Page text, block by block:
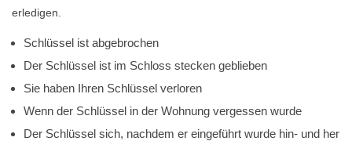
erledigen.
Schlüssel ist abgebrochen
Der Schlüssel ist im Schloss stecken geblieben
Sie haben Ihren Schlüssel verloren
Wenn der Schlüssel in der Wohnung vergessen wurde
Der Schlüssel sich, nachdem er eingeführt wurde hin- und her